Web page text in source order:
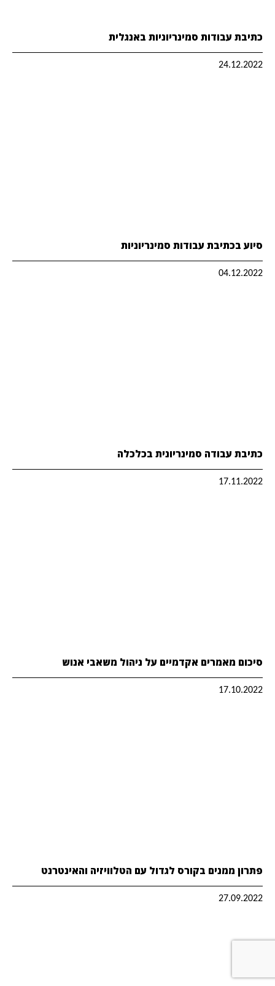
כתיבת עבודות סמינריוניות באנגלית
24.12.2022
סיוע בכתיבת עבודות סמינריוניות
04.12.2022
כתיבת עבודה סמינריונית בכלכלה
17.11.2022
סיכום מאמרים אקדמיים על ניהול משאבי אנוש
17.10.2022
פתרון ממנים בקורס לגדול עם הטלוויזיה והאינטרנט
27.09.2022